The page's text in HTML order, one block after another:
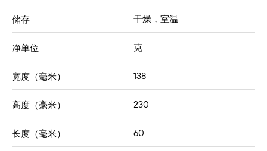
储存 干燥，室温
净单位 克
宽度（毫米） 138
高度（毫米） 230
长度（毫米） 60